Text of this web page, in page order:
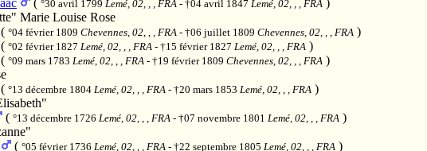
°30 avril 1799 Lemé, 02, , , FRA - †04 avril 1847 Lemé, 02, , , FRA
Marie Louise Rose
( °04 février 1809 Chevennes, 02, , , FRA - †06 juillet 1809 Chevennes, 02, , , FRA )
( °02 février 1827 Lemé, 02, , , FRA - †15 février 1827 Lemé, 02, , , FRA )
( °09 mars 1783 Lemé, 02, , , FRA - †19 février 1809 Chevennes, 02, , , FRA )
( °13 décembre 1804 Lemé, 02, , , FRA - †20 mars 1853 Lemé, 02, , , FRA )
( °13 décembre 1726 Lemé, 02, , , FRA - †07 novembre 1801 Lemé, 02, , , FRA )
( °05 février 1736 Lemé, 02, , , FRA - †22 septembre 1805 Lemé, 02, , , FRA )